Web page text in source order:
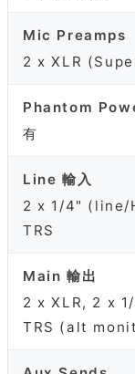
Mic Preamps
2 x XLR
Phantom
有
Line 輸入
2 x 1/4" (line/
TRS
Main 輸出
2 x XLR, 2 x
TRS (alt